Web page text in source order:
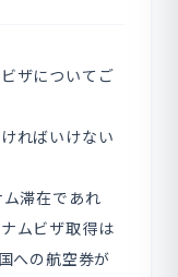
ザについてご
ればいけない
滞在であれ
ムビザ取得は
への航空券が